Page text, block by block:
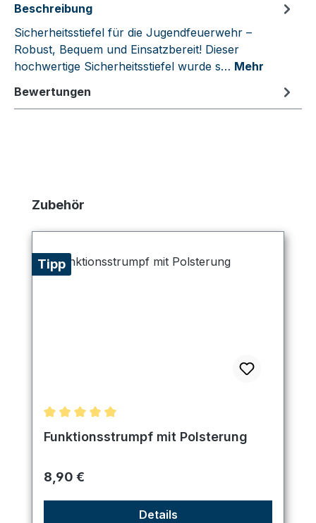
Beschreibung
Sicherheitsstiefel für die Jugendfeuerwehr –
Robust, Bequem und Einsatzbereit! Dieser
hochwertige Sicherheitsstiefel wurde s… Mehr
Bewertungen
Produktgalerie überspringen
Zubehör
Tipp
Durchschnittliche Bewertung von 5 von 5 Sternen
Funktionsstrumpf mit Polsterung
Regulärer Preis:
8,90 €
Details